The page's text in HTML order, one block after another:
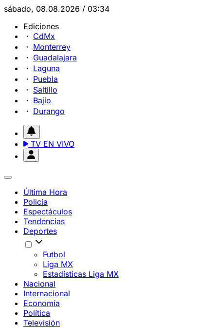
sábado, 08.08.2026 / 03:34
Ediciones
CdMx
Monterrey
Guadalajara
Laguna
Puebla
Saltillo
Bajío
Durango
TV EN VIVO
Última Hora
Policía
Espectáculos
Tendencias
Deportes
Futbol
Liga MX
Estadísticas Liga MX
Nacional
Internacional
Economía
Política
Televisión